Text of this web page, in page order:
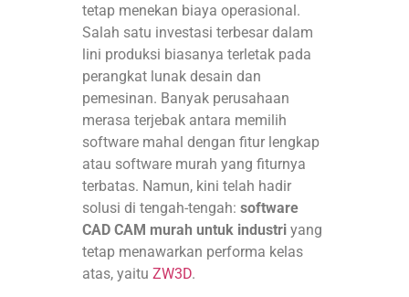
tetap menekan biaya operasional.
Salah satu investasi terbesar dalam
lini produksi biasanya terletak pada
perangkat lunak desain dan
pemesinan. Banyak perusahaan
merasa terjebak antara memilih
software mahal dengan fitur lengkap
atau software murah yang fiturnya
terbatas. Namun, kini telah hadir
solusi di tengah-tengah: software
CAD CAM murah untuk industriyang
tetap menawarkan performa kelas
atas, yaitu ZW3D.